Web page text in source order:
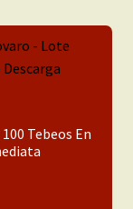
Tebeos En